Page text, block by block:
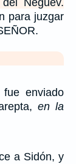
Neguev.
para juzgar
enviado
en la
a Sidón, y